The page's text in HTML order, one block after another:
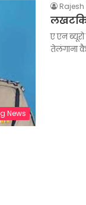
News
Rajesh
ए एन ब्यूरो
तेलंगाना